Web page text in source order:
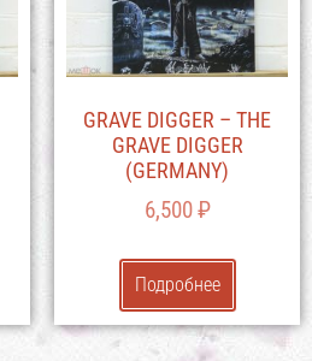
GRAVE DIGGER – THE
GRAVE DIGGER
(GERMANY)
6,500₽
Подробнее